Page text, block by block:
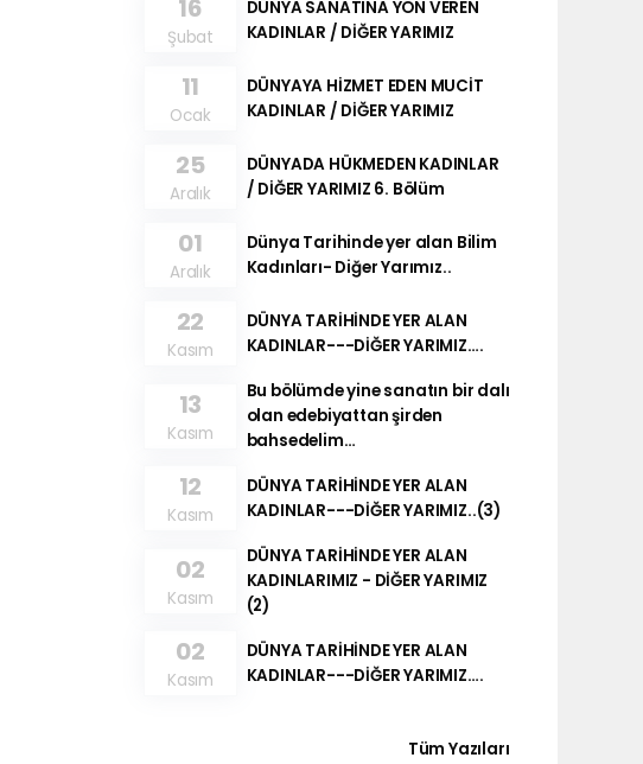
16
Şubat
DÜNYA SANATINA YÖN VEREN
KADINLAR / DİĞER YARIMIZ
11
Ocak
DÜNYAYA HİZMET EDEN MUCİT
KADINLAR / DİĞER YARIMIZ
25
Aralık
DÜNYADA HÜKMEDEN KADINLAR
/ DİĞER YARIMIZ 6. Bölüm
01
Aralık
Dünya Tarihinde yer alan Bilim
Kadınları- Diğer Yarımız..
22
Kasım
DÜNYA TARİHİNDE YER ALAN
KADINLAR---DİĞER YARIMIZ….
13
Kasım
Bu bölümde yine sanatın bir dalı
olan edebiyattan şirden
bahsedelim…
12
Kasım
DÜNYA TARİHİNDE YER ALAN
KADINLAR---DİĞER YARIMIZ..(3)
02
Kasım
DÜNYA TARİHİNDE YER ALAN
KADINLARIMIZ - DİĞER YARIMIZ
(2)
02
Kasım
DÜNYA TARİHİNDE YER ALAN
KADINLAR---DİĞER YARIMIZ….
Tüm Yazıları